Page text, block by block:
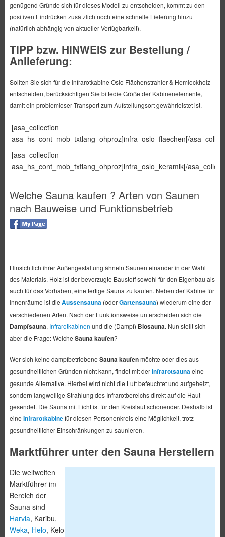
genügend Gründe sich für dieses Modell zu entscheiden, kommt zu den
positiven Eindrücken zusätzlich noch eine schnelle Lieferung hinzu
(natürlich abhängig von aktueller Verfügbarkeit).
TIPP bzw. HINWEIS zur Bestellung /
Anlieferung:
Sollten Sie sich für die Infrarotkabine Oslo Flächenstrahler & Hemlockholz
entscheiden, berücksichtigen Sie bittedie Größe der Kabinenelemente,
damit ein problemloser Transport zum Aufstellungsort gewährleistet ist.
[asa_collection
asa_hs_cont_mob_txtlang_ohproz]infra_oslo_flaechen[/
[asa_collection
asa_hs_cont_mob_txtlang_ohproz]infra_oslo_keramik[/
Welche Sauna kaufen ? Arten von Saunen
nach Bauweise und Funktionsbetrieb
Hinsichtlich ihrer Außengestaltung ähneln Saunen einander in der Wahl
des Materials. Holz ist der bevorzugte Baustoff sowohl für den Eigenbau als
auch für das Vorhaben, eine fertige Sauna zu kaufen. Neben der Kabine für
Innenräume ist die Aussensauna (oderGartensauna) wiederum eine der
verschiedenen Arten. Nach der Funktionsweise unterscheiden sich die
Dampfsauna, Infrarotkabinen und die (Dampf) Biosauna. Nun stellt sich
aber die Frage: Welche Sauna kaufen?
Wer sich keine dampfbetriebene Sauna kaufenmöchte oder dies aus
gesundheitlichen Gründen nicht kann, findet mit derInfrarotsauna eine
gesunde Alternative. Hierbei wird nicht die Luft befeuchtet und aufgeheizt,
sondern langwellige Strahlung des Infrarotbereichs direkt auf die Haut
gesendet. Die Sauna mit Licht ist für den Kreislauf schonender. Deshalb ist
eine Infrarotkabinefür diesen Personenkreis eine Möglichkeit, trotz
gesundheitlicher Einschränkungen zu saunieren.
Marktführer unter den Sauna Herstellern
Die weltweiten
Marktführer im
Bereich der
Sauna sind
Harvia, Karibu,
Weka, Helo, Kelo